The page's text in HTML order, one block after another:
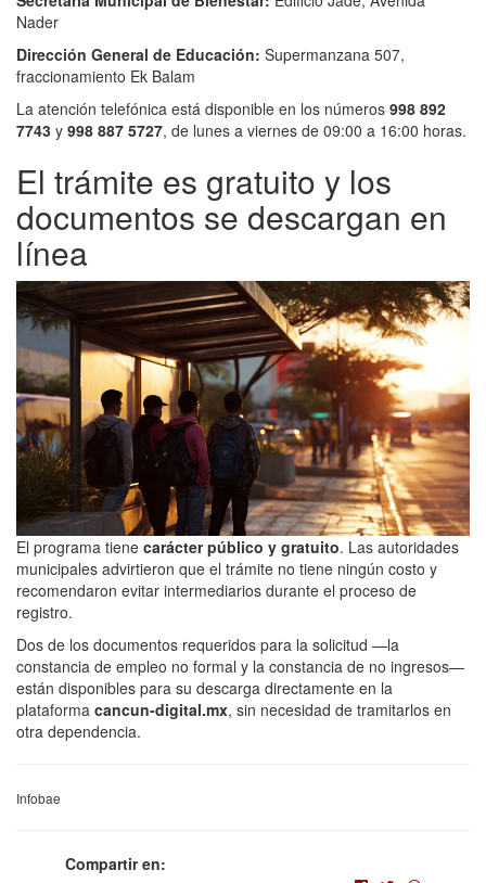
Nader
Dirección General de Educación: Supermanzana 507,
fraccionamiento Ek Balam
La atención telefónica está disponible en los números 998 892
7743 y 998 887 5727, de lunes a viernes de 09:00 a 16:00 horas.
El trámite es gratuito y los
documentos se descargan en
línea
El programa tiene carácter público y gratuito. Las autoridades
municipales advirtieron que el trámite no tiene ningún costo y
recomendaron evitar intermediarios durante el proceso de
registro.
Dos de los documentos requeridos para la solicitud —la
constancia de empleo no formal y la constancia de no ingresos—
están disponibles para su descarga directamente en la
plataforma cancun-digital.mx, sin necesidad de tramitarlos en
otra dependencia.
Infobae
Compartir en: